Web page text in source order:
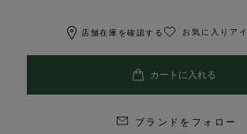
店舗在庫を確認する お気に入りア
ブランドをフォロー